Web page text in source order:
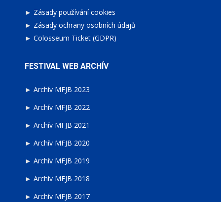
► Zásady používání cookies
► Zásady ochrany osobních údajů
► Colosseum Ticket (GDPR)
FESTIVAL WEB ARCHÍV
► Archív MFJB 2023
► Archív MFJB 2022
► Archív MFJB 2021
► Archív MFJB 2020
► Archív MFJB 2019
► Archív MFJB 2018
► Archív MFJB 2017